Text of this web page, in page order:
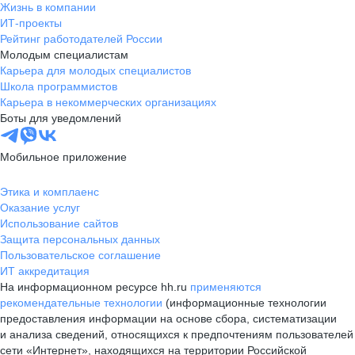
Жизнь в компании
ИТ-проекты
Рейтинг работодателей России
Молодым специалистам
Карьера для молодых специалистов
Школа программистов
Карьера в некоммерческих организациях
Боты для уведомлений
Мобильное приложение
Этика и комплаенс
Оказание услуг
Использование сайтов
Защита персональных данных
Пользовательское соглашение
ИТ аккредитация
На информационном ресурсе hh.ru применяются
рекомендательные технологии (информационные технологии
предоставления информации на основе сбора, систематизации
и анализа сведений, относящихся к предпочтениям пользователей
сети «Интернет», находящихся на территории Российской